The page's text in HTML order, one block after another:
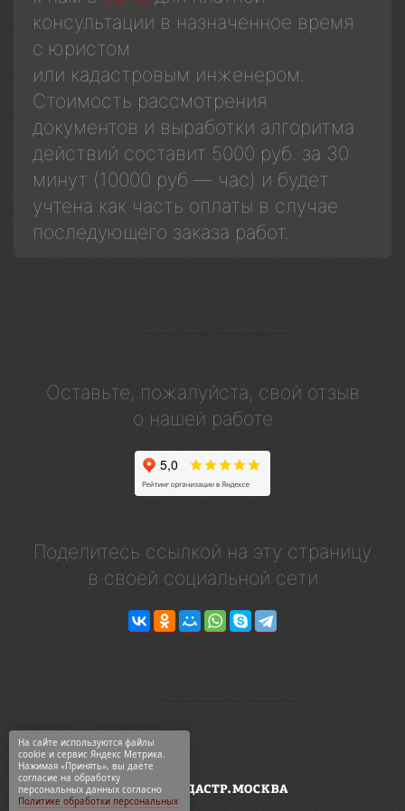
консультации в назначенное время
с юристом
или кадастровым инженером.
Стоимость рассмотрения
документов и выработки алгоритма
действий составит 5000 руб. за 30
минут (10000 руб — час) и будет
учтена как часть оплаты в случае
последующего заказа работ.
Оставьте, пожалуйста, свой отзыв
о нашей работе
Поделитесь ссылкой на эту страницу
в своей социальной сети
На сайте используются файлы
cookie и сервис Яндекс Метрика.
Нажимая «Принять», вы даёте
согласие на обработку
персональных данных согласно
Политике обработки персональных